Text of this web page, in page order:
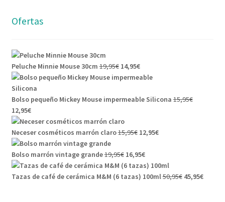
Ofertas
Peluche Minnie Mouse 30cm 19,95€ El
precio
era:
14,95€El
precio
es:
Bolso pequeño Mickey Mouse impermeable Silicona 15,95€
El
precio
original
era:
15,95€.
12,95€El
precio
actual
es:
12,95€.
Neceser cosméticos marrón claro15,95€ El
original
era:
15,95€.
12,95€El
es:
12,95€.
Bolso marrón vintage grande19,95€ El
precio
original
16,95€El
precio
actual
Tazas de café de cerámica M&M (6 tazas) 100ml 50,95€ El
45,95€El